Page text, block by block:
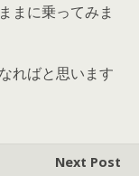
まに乗ってみま
ればと思います
Next Post